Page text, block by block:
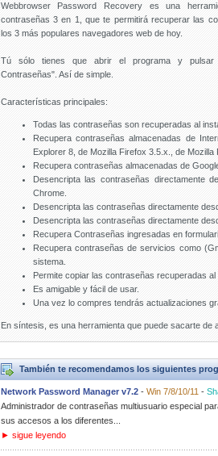
Webbrowser Password Recovery es una
contraseñas 3 en 1, que te permitirá recuperar las
los 3 más populares navegadores web de hoy.
Tú sólo tienes que abrir el programa y pulsar
Contraseñas". Así de simple.
Características principales:
Todas las contraseñas son recuperadas al
Recupera contraseñas almacenadas de
Explorer 8, de Mozilla Firefox 3.5.x., de Mozilla
Recupera contraseñas almacenadas de
Desencripta las contraseñas directamente
Chrome.
Desencripta las contraseñas directamente
Desencripta las contraseñas directamente
Recupera Contraseñas ingresadas en
Recupera contraseñas de servicios como
sistema.
Permite copiar las contraseñas recuperadas al
Es amigable y fácil de usar.
Una vez lo compres tendrás actualizaciones
En síntesis, es una herramienta que puede sacarte de
También te recomendamos los siguientes
Network Password Manager v7.2- Win 7/8/10/11 -
Administrador de contraseñas multiusuario especial
sus accesos a los diferentes...
► sigue leyendo